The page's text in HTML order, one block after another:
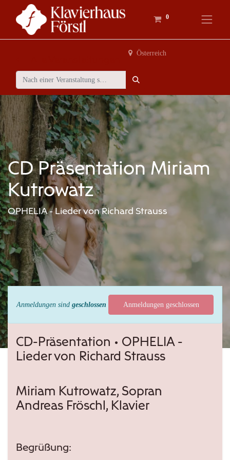
0
Österreich
CD Präsentation Miriam
Kutrowatz
OPHELIA - Lieder von Richard Strauss
Anmeldungen sind geschlossen Anmeldungen geschlossen
CD-Präsentation • OPHELIA -
Lieder von Richard Strauss
Miriam Kutrowatz, Sopran
Andreas Fröschl, Klavier
Begrüßung: